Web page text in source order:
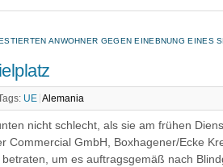
ANWOHNER GEGEN EINEBNUNG EINES
UE Alemania
nicht schlecht, als sie am frühen
Commercial GmbH, Boxhagener/Ecke
um es auftragsgemäß nach